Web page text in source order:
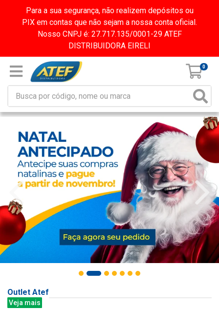
Para a sua segurança, não realizem depósitos ou
PIX em contas que não sejam a nossa conta oficial.
Nosso CNPJ é: 27.717.135/0001-29 ATEF
DISTRIBUIDORA EIRELI
0
Outlet Atef
Veja mais